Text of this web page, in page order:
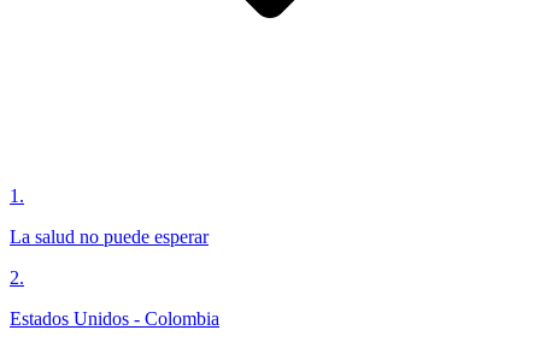
1 .
La salud no puede esperar
2.
Estados Unidos - Colombia